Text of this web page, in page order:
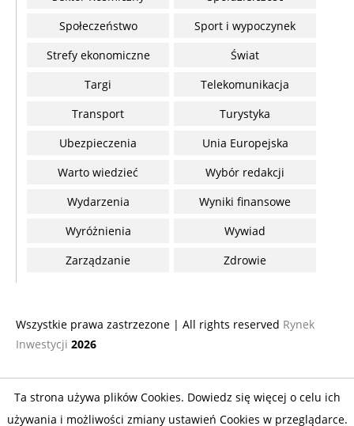
Społeczeństwo
Sport i wypoczynek
Strefy ekonomiczne
Świat
Targi
Telekomunikacja
Transport
Turystyka
Ubezpieczenia
Unia Europejska
Warto wiedzieć
Wybór redakcji
Wydarzenia
Wyniki finansowe
Wyróżnienia
Wywiad
Zarządzanie
Zdrowie
Wszystkie prawa zastrzezone | All rights reserved Rynek
Inwestycji 2026
Ta strona używa plików Cookies. Dowiedz się więcej o celu ich
używania i możliwości zmiany ustawień Cookies w przeglądarce.